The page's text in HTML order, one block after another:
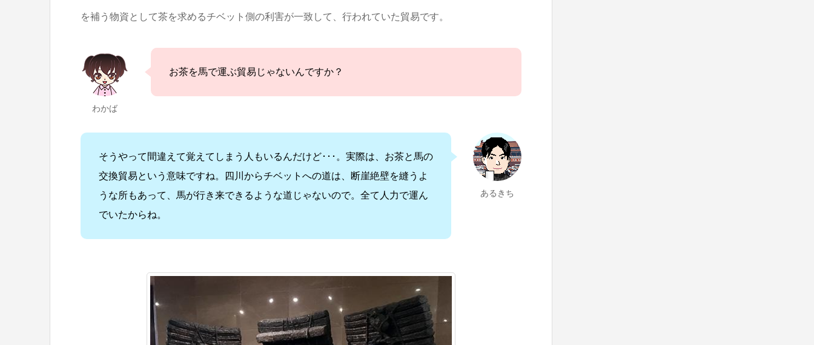
を補う物資として茶を求めるチベット側の利害が一致して、行われていた貿易です。
わかば
お茶を馬で運ぶ貿易じゃないんですか？
あるきち
そうやって間違えて覚えてしまう人もいるんだけど･･･。実際は、お茶と馬の
交換貿易という意味ですね。四川からチベットへの道は、断崖絶壁を縫うよ
うな所もあって、馬が行き来できるような道じゃないので。全て人力で運ん
でいたからね。